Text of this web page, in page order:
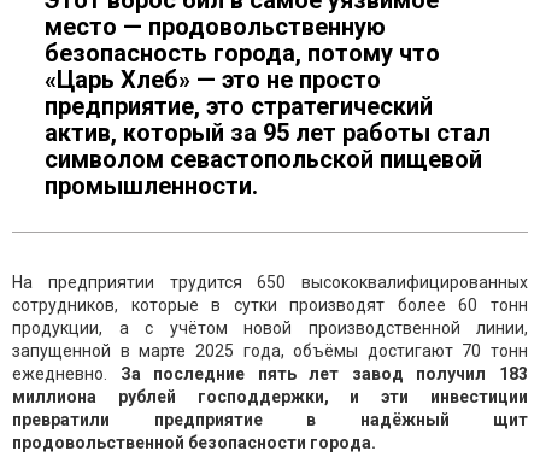
место — продовольственную
безопасность города, потому что
«Царь Хлеб» — это не просто
предприятие, это стратегический
актив, который за 95 лет работы стал
символом севастопольской пищевой
промышленности.
На предприятии трудится 650 высококвалифицированных
сотрудников, которые в сутки производят более 60 тонн
продукции, а с учётом новой производственной линии,
запущенной в марте 2025 года, объёмы достигают 70 тонн
ежедневно. За последние пять лет завод получил 183
миллиона рублей господдержки, и эти инвестиции
превратили предприятие в надёжный щит
продовольственной безопасности города.